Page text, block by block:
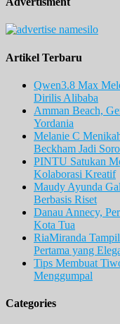
Artikel Terbaru
Qwen3.8 Max
Dirilis Alibaba
Amman Beach,
Yordania
Melanie C
Beckham Jadi
PINTU Satukan
Kolaborasi Kreatif
Maudy Ayunda
Berbasis Riset
Danau Annecy,
Kota Tua
RiaMiranda
Pertama yang
Tips Membuat
Menggumpal
Categories